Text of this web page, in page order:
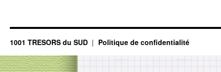
1001 TRESORS du SUD Politique de confidentialité